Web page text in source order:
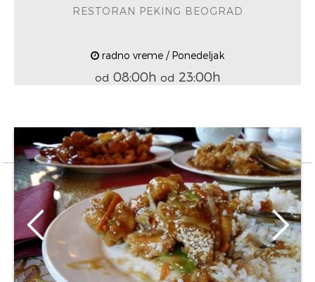
RESTORAN PEKING BEOGRAD
radno vreme / Ponedeljak
od 08:00h od 23:00h